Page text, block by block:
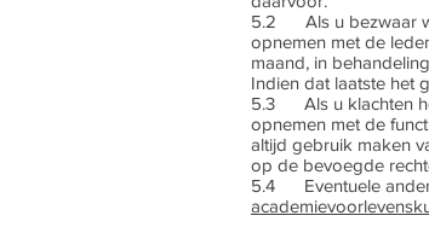
5.2 Als u bezwaar
opnemen met de
maand, in
Indien dat laatste het
5.3 Als u klachten
opnemen met de
altijd gebruik maken
op de bevoegde
5.4 Eventuele